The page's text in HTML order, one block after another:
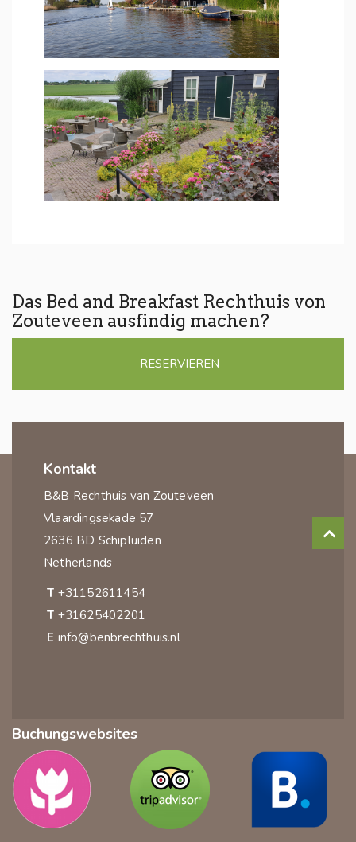
Das Bed and Breakfast Rechthuis von
Zouteveen ausfindig machen?
RESERVIEREN
Kontakt
B&B Rechthuis van Zouteveen
Vlaardingsekade 57
2636 BD Schipluiden
Netherlands
T +31152611454
T +31625402201
E info@benbrechthuis.nl
Buchungswebsites